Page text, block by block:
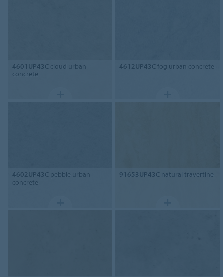
4601UP43C cloud urban
concrete
4612UP43C fog urban concrete
4602UP43C pebble urban
concrete
91653UP43C natural travertine